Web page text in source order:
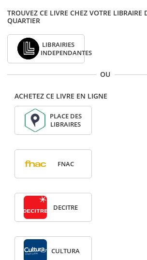
TROUVEZ CE LIVRE CHEZ VOTRE LIBRAIRE
QUARTIER
LIBRAIRIES
INDEPENDANTES
OU
ACHETEZ CE LIVRE EN LIGNE
PLACE DES
LIBRAIRES
FNAC
DECITRE
CULTURA